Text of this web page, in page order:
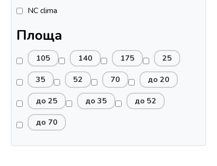
NC clima
Площа
105 140 175
25
35
52 70
до 20
до 25
до 35
до 52
до 70